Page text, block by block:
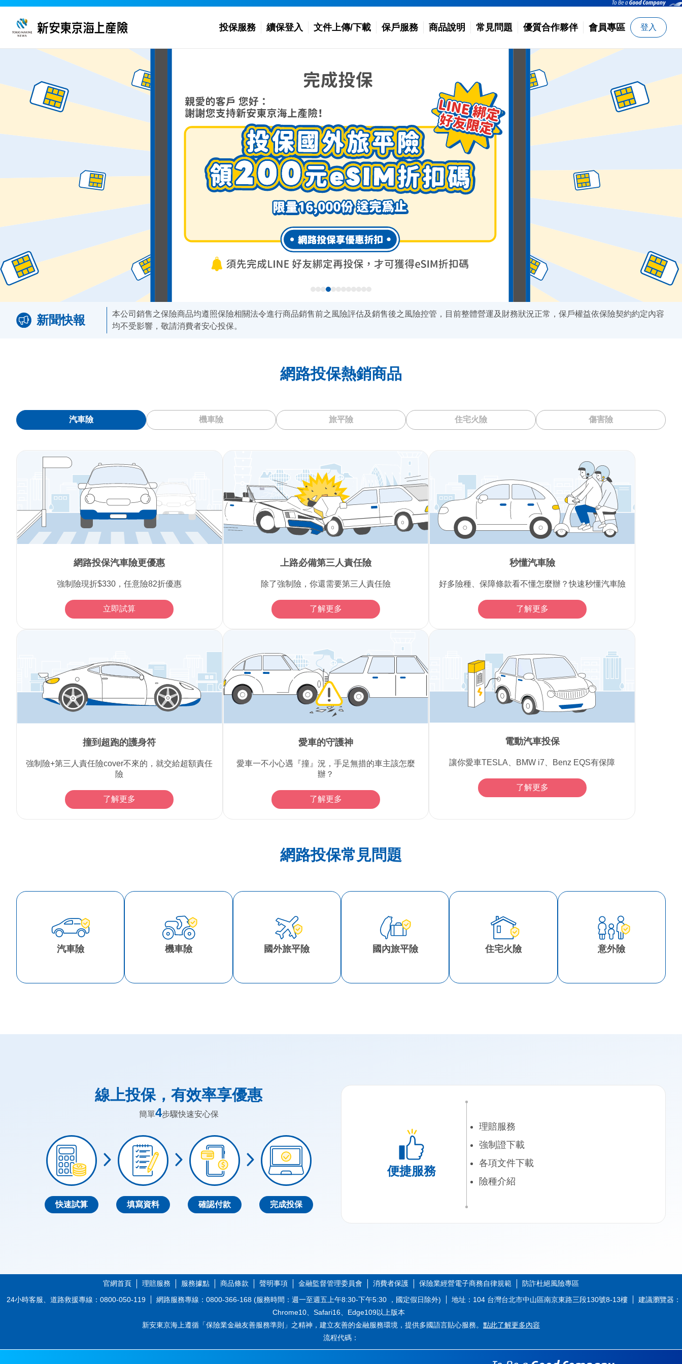
投保服務 續保登入 文件上傳/下載 保戶服務 商品說明 常見問題 優質合作夥伴 會員專區 登入
新聞快報
本公司銷售之保險商品均遵照保險相關法令進行商品銷售前之風險評估及銷售後之風險控管，目前整體營運及財務狀況正常，保戶權益依保險契約約定內容
均不受影響，敬請消費者安心投保。
網路投保熱銷商品
汽車險 機車險 旅平險 住宅火險 傷害險
網路投保汽車險更優惠
強制險現折$330，任意險82折優惠
立即試算
上路必備第三人責任險
除了強制險，你還需要第三人責任險
了解更多
秒懂汽車險
好多險種、保障條款看不懂怎麼辦？快速秒懂汽車險
了解更多
撞到超跑的護身符
強制險+第三人責任險cover不來的，就交給超額責任
險
了解更多
愛車的守護神
愛車一不小心遇『撞』況，手足無措的車主該怎麼
辦？
了解更多
電動汽車投保
讓你愛車TESLA、BMW i7、Benz EQS有保障
了解更多
網路投保常見問題
汽車險 機車險 國外旅平險 國內旅平險 住宅火險 意外險
線上投保，有效率享優惠
簡單4步驟快速安心保
快速試算 填寫資料 確認付款 完成投保
便捷服務
理賠服務
強制證下載
各項文件下載
險種介紹
官網首頁 理賠服務 服務據點 商品條款 聲明事項 金融監督管理委員會 消費者保護 保險業經營電子商務自律規範
防詐杜絕風險專區
24小時客服、道路救援專線：0800-050-119
網路服務專線：0800-366-168 (服務時間：週一至週五上午8:30-下午5:30 ，國定假日除外) 地址：104 台灣台北市中山區南京東路三段130號8-13樓
建議瀏覽器：
Chrome10、Safari16、Edge109以上版本
新安東京海上遵循「保險業金融友善服務準則」之精神，建立友善的金融服務環境，提供多國語言貼心服務。 點此了解更多內容
流程代碼：